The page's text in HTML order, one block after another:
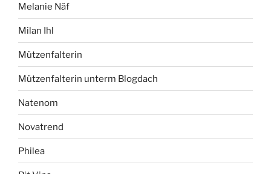
Melanie Näf
Milan Ihl
Mützenfalterin
Mützenfalterin unterm Blogdach
Natenom
Novatrend
Philea